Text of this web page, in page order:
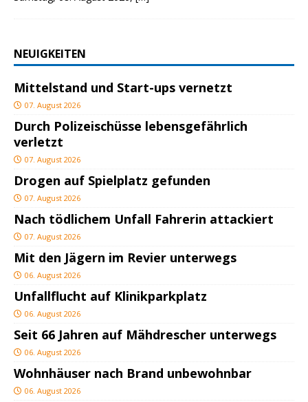
NEUIGKEITEN
Mittelstand und Start-ups vernetzt
07. August 2026
Durch Polizeischüsse lebensgefährlich
verletzt
07. August 2026
Drogen auf Spielplatz gefunden
07. August 2026
Nach tödlichem Unfall Fahrerin attackiert
07. August 2026
Mit den Jägern im Revier unterwegs
06. August 2026
Unfallflucht auf Klinikparkplatz
06. August 2026
Seit 66 Jahren auf Mähdrescher unterwegs
06. August 2026
Wohnhäuser nach Brand unbewohnbar
06. August 2026